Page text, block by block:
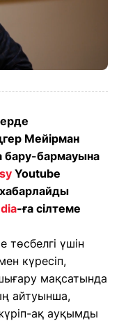
Мейірман
бару-бармауына
Youtube
-ға сілтеме
төсбелгі үшін
күресіп,
мақсатында
айтуынша,
ақ ауқымды